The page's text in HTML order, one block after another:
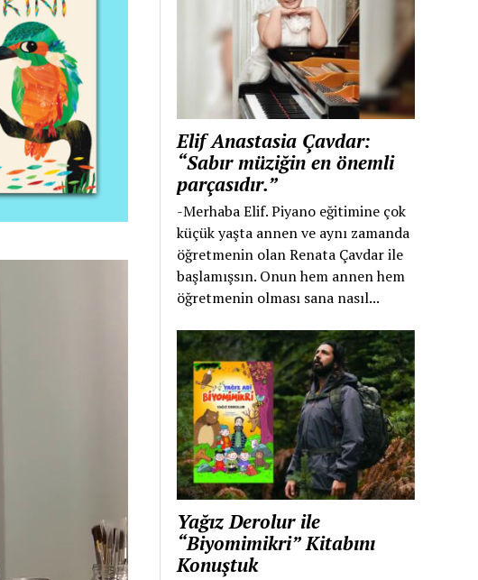
Elif Anastasia Çavdar:
“Sabır müziğin en önemli
parçasıdır.”
-Merhaba Elif. Piyano eğitimine çok
küçük yaşta annen ve aynı zamanda
öğretmenin olan Renata Çavdar ile
başlamışsın. Onun hem annen hem
öğretmenin olması sana nasıl...
Yağız Derolur ile
“Biyomimikri” Kitabını
Konuştuk